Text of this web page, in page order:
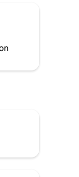
ce
!
avec